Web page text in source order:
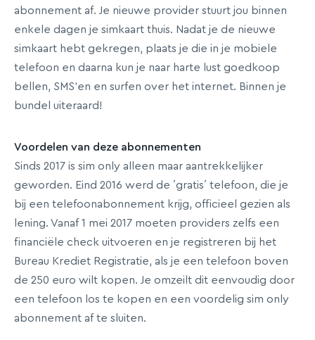
abonnement af. Je nieuwe provider stuurt jou binnen
enkele dagen je simkaart thuis. Nadat je de nieuwe
simkaart hebt gekregen, plaats je die in je mobiele
telefoon en daarna kun je naar harte lust goedkoop
bellen, SMS’en en surfen over het internet. Binnen je
bundel uiteraard!
Voordelen van deze abonnementen
Sinds 2017 is sim only alleen maar aantrekkelijker
geworden. Eind 2016 werd de ´gratis´ telefoon, die je
bij een telefoonabonnement krijg, officieel gezien als
lening. Vanaf 1 mei 2017 moeten providers zelfs een
financiële check uitvoeren en je registreren bij het
Bureau Krediet Registratie, als je een telefoon boven
de 250 euro wilt kopen. Je omzeilt dit eenvoudig door
een telefoon los te kopen en een voordelig sim only
abonnement af te sluiten.